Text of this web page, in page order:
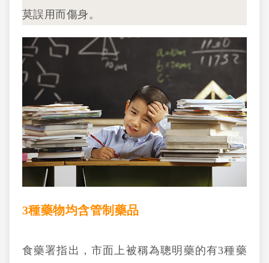
莫誤用而傷身。
3種藥物均含管制藥品
食藥署指出，市面上被稱為聰明藥的有3種藥